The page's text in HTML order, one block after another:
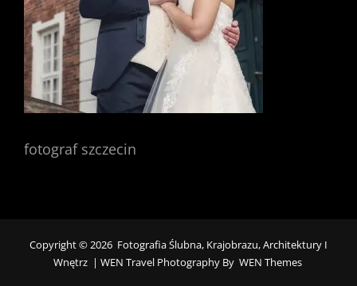
fotograf szczecin
Copyright © 2026 Fotografia Ślubna, Krajobrazu, Architektury I
Wnętrz | WEN Travel Photography By WEN Themes